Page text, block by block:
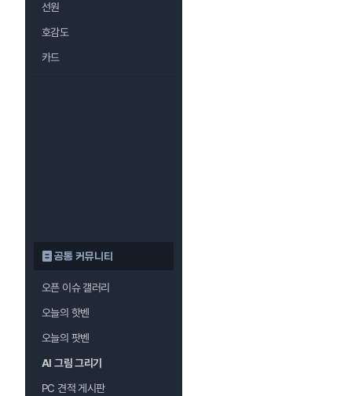
선원
호감도
카드
공통 커뮤니티
오픈 이슈 갤러리
오늘의 핫벤
오늘의 팟벤
AI 그림 그리기
PC 견적 게시판